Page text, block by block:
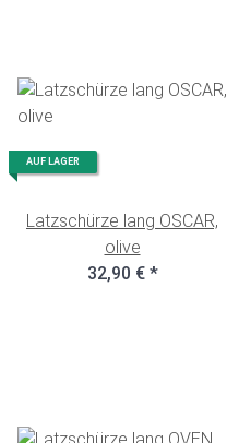
AUF LAGER
Latzschürze lang OSCAR,
olive
32,90 € *